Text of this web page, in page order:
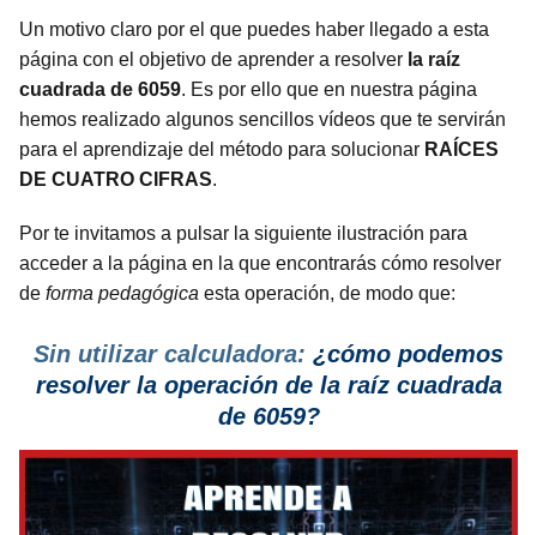
Un motivo claro por el que puedes haber llegado a esta
página con el objetivo de aprender a resolver la raíz
cuadrada de 6059. Es por ello que en nuestra página
hemos realizado algunos sencillos vídeos que te servirán
para el aprendizaje del método para solucionar RAÍCES
DE CUATRO CIFRAS.
Por te invitamos a pulsar la siguiente ilustración para
acceder a la página en la que encontrarás cómo resolver
de forma pedagógica esta operación, de modo que:
Sin utilizar calculadora: ¿cómo podemos
resolver la operación de la raíz cuadrada
de 6059?